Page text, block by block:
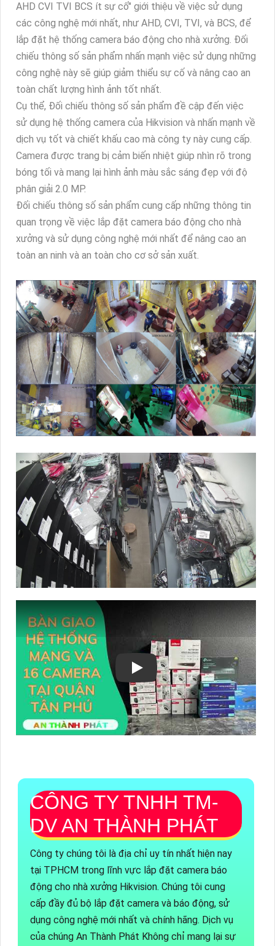
AHD CVI TVI BCS ít sự cố" giới thiệu về việc sử dụng
các công nghệ mới nhất, như AHD, CVI, TVI, và BCS, để
lắp đặt hệ thống camera báo động cho nhà xưởng. Đối
chiếu thông số sản phẩm nhấn mạnh việc sử dụng những
công nghệ này sẽ giúp giảm thiểu sự cố và nâng cao an
toàn chất lượng hình ảnh tốt nhất.
Cụ thể, Đối chiếu thông số sản phẩm đề cập đến việc
sử dụng hệ thống camera của Hikvision và nhấn mạnh về
dịch vụ tốt và chiết khấu cao mà công ty này cung cấp.
Camera được trang bị cảm biến nhiệt giúp nhìn rõ trong
bóng tối và mang lại hình ảnh màu sắc sáng đẹp với độ
phân giải 2.0 MP.
Đối chiếu thông số sản phẩm cung cấp những thông tin
quan trọng về việc lắp đặt camera báo động cho nhà
xưởng và sử dụng công nghệ mới nhất để nâng cao an
toàn an ninh và an toàn cho cơ sở sản xuất.
CÔNG TY TNHH TM-
DV AN THÀNH PHÁT
Công ty chúng tôi là địa chỉ uy tín nhất hiện nay
tại TPHCM trong lĩnh vực lắp đặt camera báo
động cho nhà xưởng Hikvision. Chúng tôi cung
cấp đầy đủ bộ lắp đặt camera và báo động, sử
dụng công nghệ mới nhất và chính hãng. Dịch vụ
của chúng An Thành Phát Không chỉ mang lại sự